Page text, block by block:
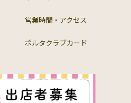
営業時間・アクセス
ポルタクラブカード